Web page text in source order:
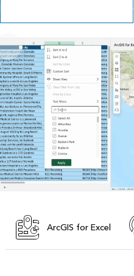
Dowiedz się, jak rozpocząć pracę
ArcGIS for Excel